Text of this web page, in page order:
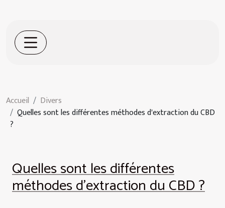
Accueil
Divers
Quelles sont les différentes méthodes d'extraction du CBD
?
Quelles sont les différentes
méthodes d'extraction du CBD ?